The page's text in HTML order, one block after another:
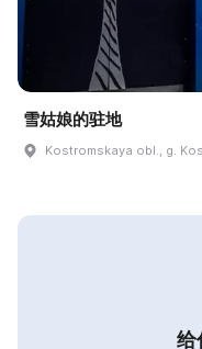
雪姑娘的驻地
Kostromskaya obl., g.
给